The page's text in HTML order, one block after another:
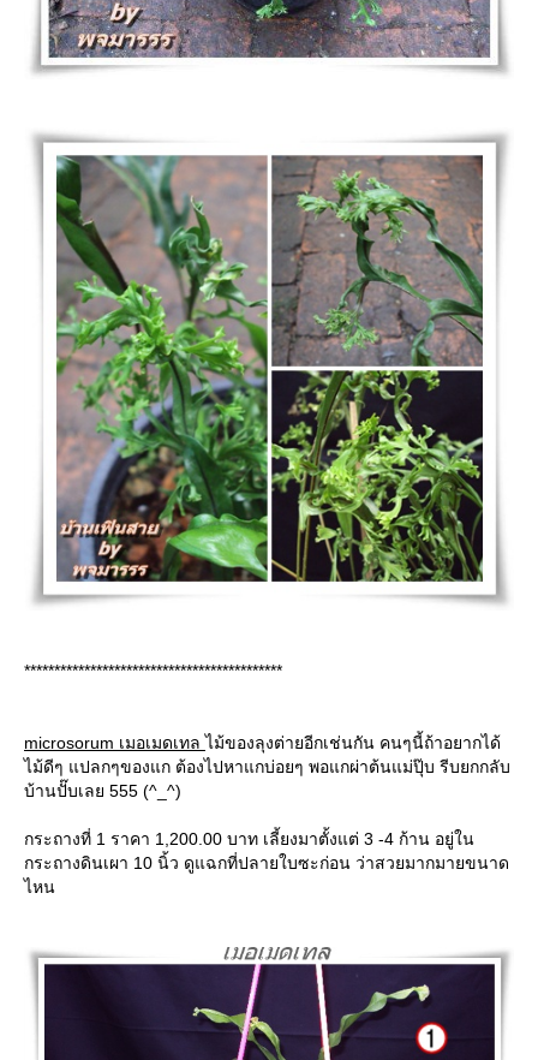
*******************************************
microsorum เมอเมดเทลไม้ของลุงต่ายอีกเช่นกัน คนๆนี้ถ้าอยากได้
ไม้ดีๆ แปลกๆของแก ต้องไปหาแกบ่อยๆ พอแกผ่าต้นแม่ปุ๊บ รีบยกกลับ
บ้านปั๊บเลย 555 (^_^)
กระถางที่ 1 ราคา 1,200.00 บาท เลี้ยงมาตั้งแต่ 3 -4 ก้าน อยู่ใน
กระถางดินเผา 10 นิ้ว ดูแฉกที่ปลายใบซะก่อน ว่าสวยมากมายขนาด
ไหน